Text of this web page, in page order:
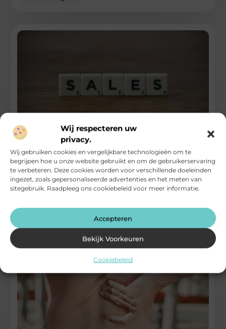
Wij respecteren uw
privacy.
Wij gebruiken cookies en vergelijkbare technologieën om te
begrijpen hoe u onze website gebruikt en om de gebruikerservaring
te verbeteren. Deze cookies worden voor verschillende doeleinden
ingezet, zoals gepersonaliseerde advertenties en het meten van
sitegebruik. Raadpleeg ons cookiebeleid voor meer informatie.
Accepteren
Bekijk Voorkeuren
Cookiebeleid
Marketing en sales laten samenwerken voor
meer resultaat
Marketing genereert leads. Sales voert gesprekken met
prospects. Toch ontstaan vaak discussies zodra een lead
wordt overgedragen. Marketing stuurt op
...